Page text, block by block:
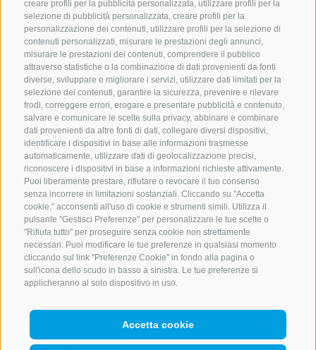
creare profili per la pubblicità personalizzata, utilizzare profili per la
selezione di pubblicità personalizzata, creare profili per la
personalizzazione dei contenuti, utilizzare profili per la selezione di
contenuti personalizzati, misurare le prestazioni degli annunci,
misurare le prestazioni dei contenuti, comprendere il pubblico
attraverso statistiche o la combinazione di dati provenienti da fonti
diverse, sviluppare e migliorare i servizi, utilizzare dati limitati per la
selezione dei contenuti, garantire la sicurezza, prevenire e rilevare
frodi, correggere errori, erogare e presentare pubblicità e contenuto,
salvare e comunicare le scelte sulla privacy, abbinare e combinare
dati provenienti da altre fonti di dati, collegare diversi dispositivi,
identificare i dispositivi in base alle informazioni trasmesse
automaticamente, utilizzare dati di geolocalizzazione precisi,
riconoscere i dispositivi in base a informazioni richieste attivamente.
Puoi liberamente prestare, rifiutare o revocare il tuo consenso
senza incorrere in limitazioni sostanziali. Cliccando su "Accetta
cookie," acconsenti all'uso di cookie e strumenti simili. Utilizza il
pulsante "Gestisci Preferenze" per personalizzare le tue scelte o
"Rifiuta tutto" per proseguire senza cookie non strettamente
necessari. Puoi modificare le tue preferenze in qualsiasi momento
cliccando sul link "Preferenze Cookie" in fondo alla pagina o
sull'icona dello scudo in basso a sinistra. Le tue preferenze si
applicheranno al solo dispositivo in uso.
Accetta cookie
CONTATTACI
+39 0472 765 521
info@montecavallo.com
NEWSLETTER
Rimani aggiornato sulle nostre offerte
Registrati